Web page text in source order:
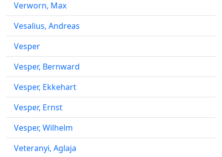
Verworn, Max
Vesalius, Andreas
Vesper
Vesper, Bernward
Vesper, Ekkehart
Vesper, Ernst
Vesper, Wilhelm
Veteranyi, Aglaja